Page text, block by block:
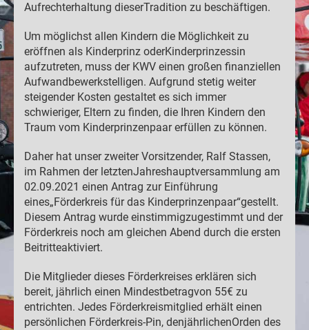
Aufrechterhaltung dieserTradition zu beschäftigen.
Um möglichst allen Kindern die Möglichkeit zu
eröffnen als Kinderprinz oderKinderprinzessin
aufzutreten, muss der KWV einen großen finanziellen
Aufwandbewerkstelligen. Aufgrund stetig weiter
steigender Kosten gestaltet es sich immer
schwieriger, Eltern zu finden, die Ihren Kindern den
Traum vom Kinderprinzenpaar erfüllen zu können.
Daher hat unser zweiter Vorsitzender, Ralf Stassen,
im Rahmen der letztenJahreshauptversammlung am
02.09.2021 einen Antrag zur Einführung
eines„Förderkreis für das Kinderprinzenpaar“gestellt.
Diesem Antrag wurde einstimmigzugestimmt und der
Förderkreis noch am gleichen Abend durch die ersten
Beitritteaktiviert.
Die Mitglieder dieses Förderkreises erklären sich
bereit, jährlich einen Mindestbetragvon 55€ zu
entrichten. Jedes Förderkreismitglied erhält einen
persönlichen Förderkreis-Pin, denjährlichenOrden des